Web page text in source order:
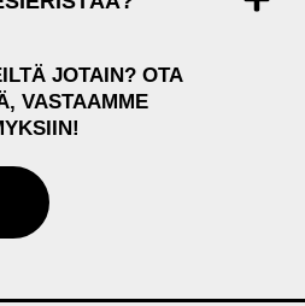
JOTAIN? OTA
VASTAAMME